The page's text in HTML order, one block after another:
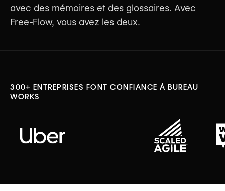
avec des mémoires et des glossaires. Avec
Free-Flow, vous avez les deux.
300+ ENTREPRISES FONT CONFIANCE À BUREAU
WORKS